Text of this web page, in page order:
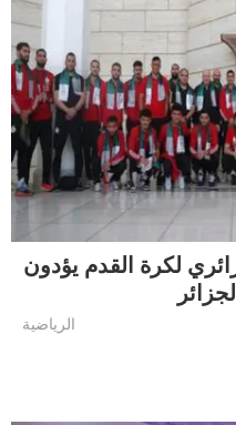
لكرة القدم يؤدون
الرياضية